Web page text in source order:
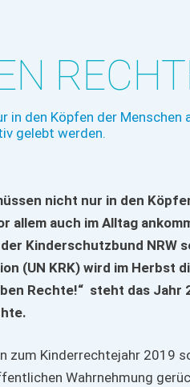
in den Köpfen der Menschen
gelebt werden.
nicht nur in den
allem auch im Alltag
Kinderschutzbund NRW
(UN KRK) wird im Herbst
Rechte!“ steht das Jahr
zum Kinderrechtejahr 2019
Wahrnehmung